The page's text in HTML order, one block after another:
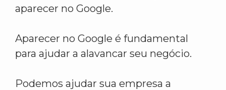
aparecer no Google.
Aparecer no Google é fundamental
para ajudar a alavancar seu negócio.
Podemos ajudar sua empresa a